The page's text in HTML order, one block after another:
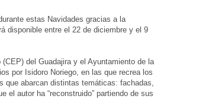
estas Navidades gracias a la
disponible entre el 22 de diciembre y el 9
del Guadajira y el Ayuntamiento de la
por Isidoro Noriego, en las que recrea los
que abarcan distintas temáticas: fachadas,
autor ha “reconstruido” partiendo de sus